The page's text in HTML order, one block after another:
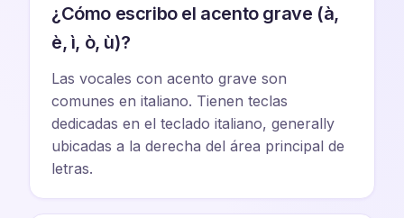
¿Cómo escribo el acento grave (à,
è, ì, ò, ù)?
Las vocales con acento grave son
comunes en italiano. Tienen teclas
dedicadas en el teclado italiano, generally
ubicadas a la derecha del área principal de
letras.